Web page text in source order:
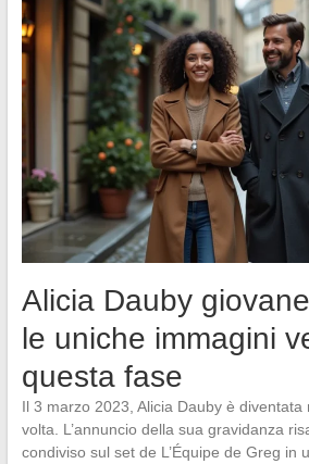
Alicia Dauby
le uniche immagini
questa fase
Il 3 marzo 2023, Alicia Dauby è
volta. L’annuncio della sua gravidanza
condiviso sul set de L’Équipe de Greg in